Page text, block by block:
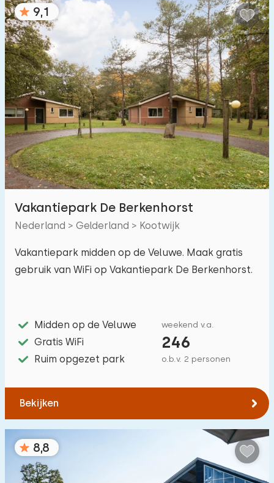
9,1
Vakantiepark De Berkenhorst
Nederland > Gelderland > Kootwijk
Vakantiepark midden op de Veluwe. Maak gratis
gebruik van WiFi op Vakantiepark De Berkenhorst.
Midden op de Veluwe
Gratis WiFi
Ruim opgezet park
weekend v.a.
246
o.b.v. 2 personen
Bekijken
8,8